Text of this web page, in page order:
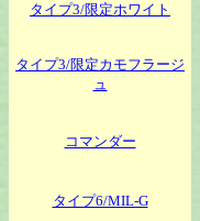
タイプ3/限定ホワイト
タイプ3/限定カモフラージ
ュ
コマンダー
タイプ6/MIL-G